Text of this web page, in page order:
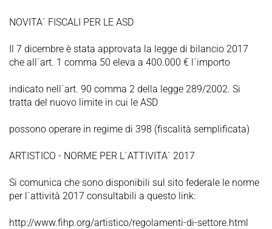
NOVITA´ FISCALI PER LE ASD
Il 7 dicembre è stata approvata la legge di bilancio 2017
che all´art. 1 comma 50 eleva a 400.000 € l´importo
indicato nell´art. 90 comma 2 della legge 289/2002. Si
tratta del nuovo limite in cui le ASD
possono operare in regime di 398 (fiscalità semplificata)
ARTISTICO - NORME PER L´ATTIVITA´ 2017
Si comunica che sono disponibili sul sito federale le norme
per l´attività 2017 consultabili a questo link:
http://www.fihp.org/artistico/regolamenti-di-settore.html